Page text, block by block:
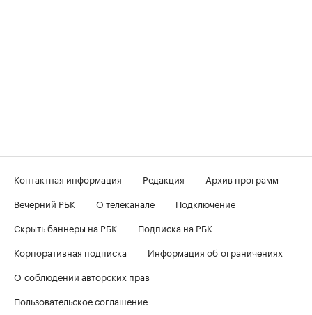
Контактная информация Редакция
Архив программ
Вечерний РБК
О телеканале
Подключение
Скрыть баннеры на РБК
Подписка на РБК
Корпоративная подписка
Информация об ограничениях
О соблюдении авторских прав
Пользовательское соглашение